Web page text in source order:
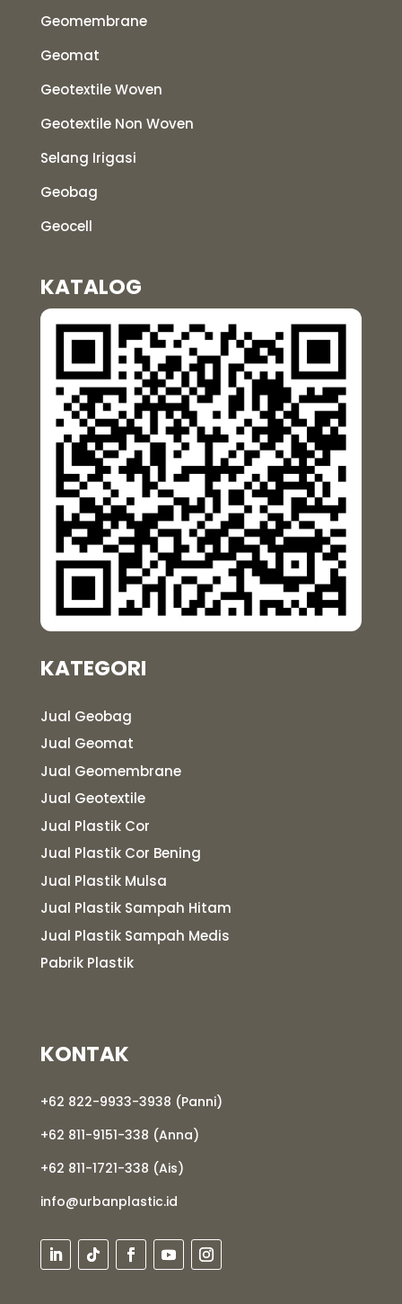
Geomembrane
Geomat
Geotextile Woven
Geotextile Non Woven
Selang Irigasi
Geobag
Geocell
KATALOG
KATEGORI
Jual Geobag
Jual Geomat
Jual Geomembrane
Jual Geotextile
Jual Plastik Cor
Jual Plastik Cor Bening
Jual Plastik Mulsa
Jual Plastik Sampah Hitam
Jual Plastik Sampah Medis
Pabrik Plastik
KONTAK
+62 822-9933-3938 (Panni)
+62 811-9151-338 (Anna)
+62 811-1721-338 (Ais)
info@urbanplastic.id